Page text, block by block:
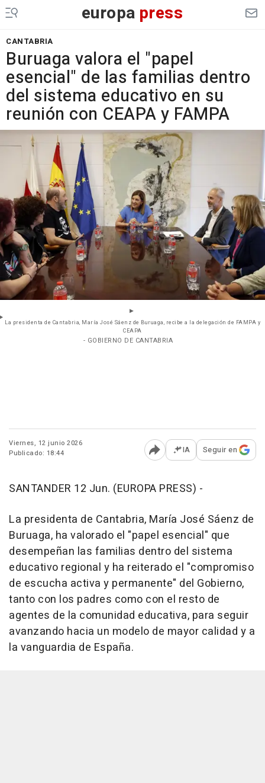
europa press
CANTABRIA
Buruaga valora el "papel
esencial" de las familias dentro
del sistema educativo en su
reunión con CEAPA y FAMPA
La presidenta de Cantabria, María José Sáenz de Buruaga, recibe a la delegación de FAMPA y
CEAPA
- GOBIERNO DE CANTABRIA
Viernes, 12 junio 2026
Publicado: 18:44
Abrir opciones para
IA Seguir en
SANTANDER 12 Jun. (EUROPA PRESS) -
La presidenta de Cantabria, María José Sáenz de
Buruaga, ha valorado el "papel esencial" que
desempeñan las familias dentro del sistema
educativo regional y ha reiterado el "compromiso
de escucha activa y permanente" del Gobierno,
tanto con los padres como con el resto de
agentes de la comunidad educativa, para seguir
avanzando hacia un modelo de mayor calidad y a
la vanguardia de España.